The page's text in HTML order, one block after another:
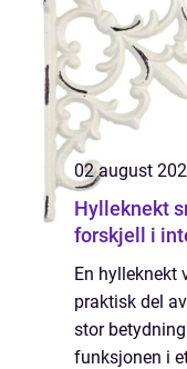
02 august
Hylleknekt små detaljer som gjør stor
forskjell i
En hylleknekt
praktisk del
stor
funksjonen i